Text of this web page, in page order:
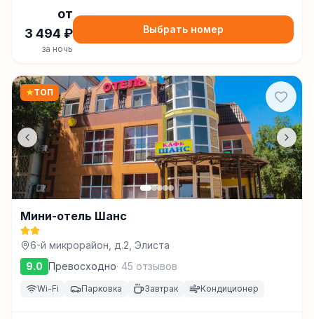
от
3 494 ₽
за ночь
Выбрать номер
★ТОП
Мини-отель Шанс
6-й микрорайон, д.2, Элиста
9.0 Превосходно· 45 отзывов
Wi-Fi Парковка Завтрак Кондиционер